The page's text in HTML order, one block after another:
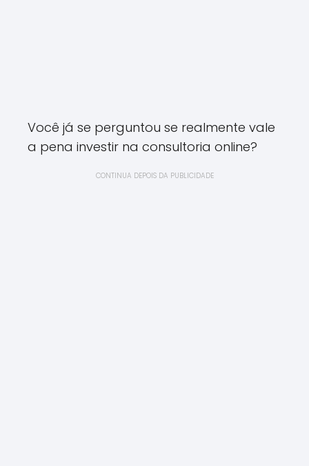
Você já se perguntou se realmente vale
a pena investir na consultoria online?
CONTINUA DEPOIS DA PUBLICIDADE